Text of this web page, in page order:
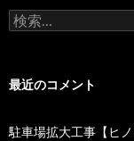
検
索
最近のコメント
駐車場拡大工事【ヒ